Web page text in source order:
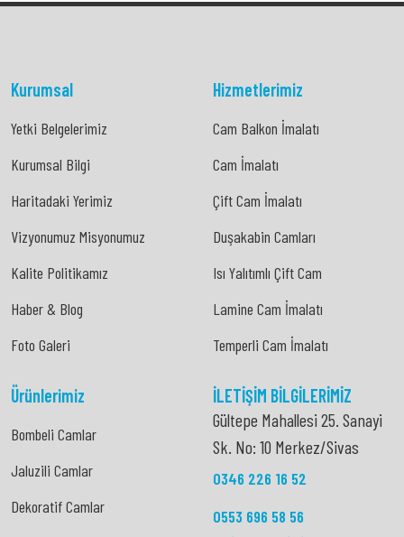
Kurumsal
Yetki Belgelerimiz
Kurumsal Bilgi
Haritadaki Yerimiz
Vizyonumuz Misyonumuz
Kalite Politikamız
Haber & Blog
Foto Galeri
Hizmetlerimiz
Cam Balkon İmalatı
Cam Balkon İmalatı
Cam İmalatı
Cam İmalatı
Çift Cam İmalatı
Duşakabin Camları
Isı Yalıtımlı Çift Cam
Isı Yalıtımlı Çift Cam
Lamine Cam İmalatı
Lamine Cam İmalatı
Temperli Cam İmalatı
Ürünlerimiz
Bombeli Camlar
Jaluzili Camlar
Dekoratif Camlar
İLETIŞIM BILGILERIMIZ
Gültepe Mahallesi 25. Sanayi
Sk. No: 10 Merkez/Sivas
0346 226 16 52
0553 696 58 56